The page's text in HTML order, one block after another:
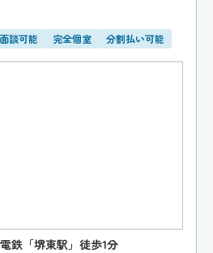
談可能 完全個室 分割払い可能
鉄「堺東駅」徒歩1分